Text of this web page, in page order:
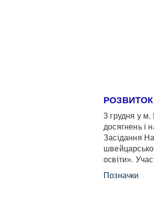
3 грудня у м.
досягнень і
Засідання
освіти».
Позначки